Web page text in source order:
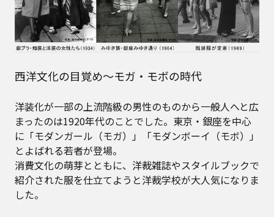
西洋文化の目覚め〜モガ・モボの時代
洋装化が一部の上流階級の男性のものから一般人へと広
まったのは1920年代のことでした。東京・銀座を中心
に「モダンガール（モガ）」「モダンボーイ（モボ）」
とよばれる若者が登場。
消費文化の萌芽とともに、洋裁雑誌やスタイルブックで
紹介された服を仕立てようと洋裁学校が大人気になりま
した。